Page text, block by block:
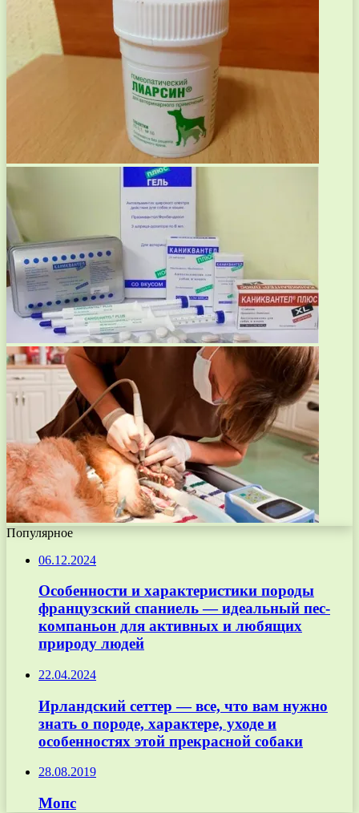
Популярное
06.12.2024
Особенности и характеристики породы
французский спаниель — идеальный пес-
компаньон для активных и любящих
природу людей
22.04.2024
Ирландский сеттер — все, что вам нужно
знать о породе, характере, уходе и
особенностях этой прекрасной собаки
28.08.2019
Мопс